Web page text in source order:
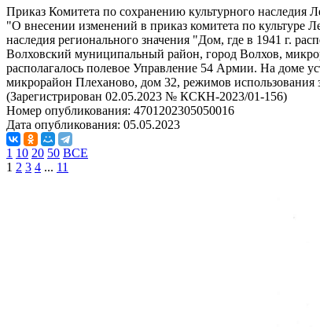
Приказ Комитета по сохранению культурного наследия
"О внесении изменений в приказ комитета по культуре
наследия регионального значения "Дом, где в 1941 г.
Волховский муниципальный район, город Волхов,
располагалось полевое Управление 54 Армии. На доме
микрорайон Плеханово, дом 32, режимов использования
(Зарегистрирован 02.05.2023 № КСКН-2023/01-156)
Номер опубликования: 4701202305050016
Дата опубликования: 05.05.2023
1 10 20 50 ВСЕ
1 2 3 4 ... 11